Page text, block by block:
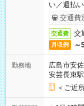
い／週払
完了次第
交通費
交通費 交
月収例 ～
勤務地
広島市安
安芸長束駅
＜ご近